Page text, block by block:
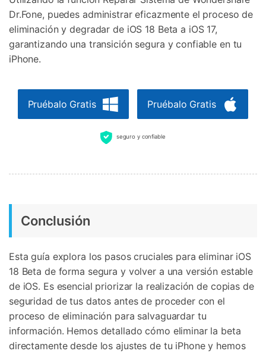
Dr.Fone, puedes administrar eficazmente el proceso de
eliminación y degradar de iOS 18 Beta a iOS 17,
garantizando una transición segura y confiable en tu
iPhone.
Pruébalo Gratis Pruébalo Gratis
seguro y confiable
Conclusión
Esta guía explora los pasos cruciales para eliminar iOS
18 Beta de forma segura y volver a una versión estable
de iOS. Es esencial priorizar la realización de copias de
seguridad de tus datos antes de proceder con el
proceso de eliminación para salvaguardar tu
información. Hemos detallado cómo eliminar la beta
directamente desde los ajustes de tu iPhone y hemos